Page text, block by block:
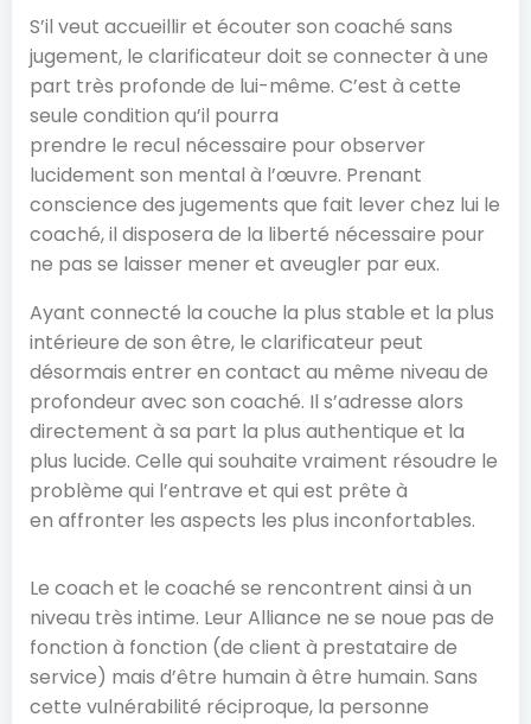
S’il veut accueillir et écouter son coaché sans
jugement, le clarificateur doit se connecter à une
part très profonde de lui-même. C’est à cette
seule condition qu’il pourra
prendre le recul nécessaire pour observer
lucidement son mental à l’œuvre. Prenant
conscience des jugements que fait lever chez lui le
coaché, il disposera de la liberté nécessaire pour
ne pas se laisser mener et aveugler par eux.
Ayant connecté la couche la plus stable et la plus
intérieure de son être, le clarificateur peut
désormais entrer en contact au même niveau de
profondeur avec son coaché. Il s’adresse alors
directement à sa part la plus authentique et la
plus lucide. Celle qui souhaite vraiment résoudre le
problème qui l’entrave et qui est prête à
en affronter les aspects les plus inconfortables.
Le coach et le coaché se rencontrent ainsi à un
niveau très intime. Leur Alliance ne se noue pas de
fonction à fonction (de client à prestataire de
service) mais d’être humain à être humain. Sans
cette vulnérabilité réciproque, la personne